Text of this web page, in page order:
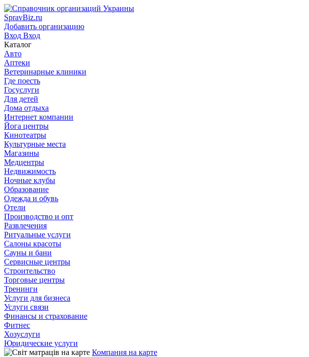
SpravBiz.ru
Добавить организацию
Вход Вход
Каталог
Авто
Аптеки
Ветеринарные клиники
Где поесть
Госуслуги
Для детей
Дома отдыха
Интернет компании
Йога центры
Кинотеатры
Культурные места
Магазины
Медцентры
Недвижимость
Ночные клубы
Образование
Одежда и обувь
Отели
Производство и опт
Развлечения
Ритуальные услуги
Салоны красоты
Сауны и бани
Сервисные центры
Строительство
Торговые центры
Тренинги
Услуги для бизнеса
Услуги связи
Финансы и страхование
Фитнес
Хозуслуги
Юридические услуги
Компания на карте